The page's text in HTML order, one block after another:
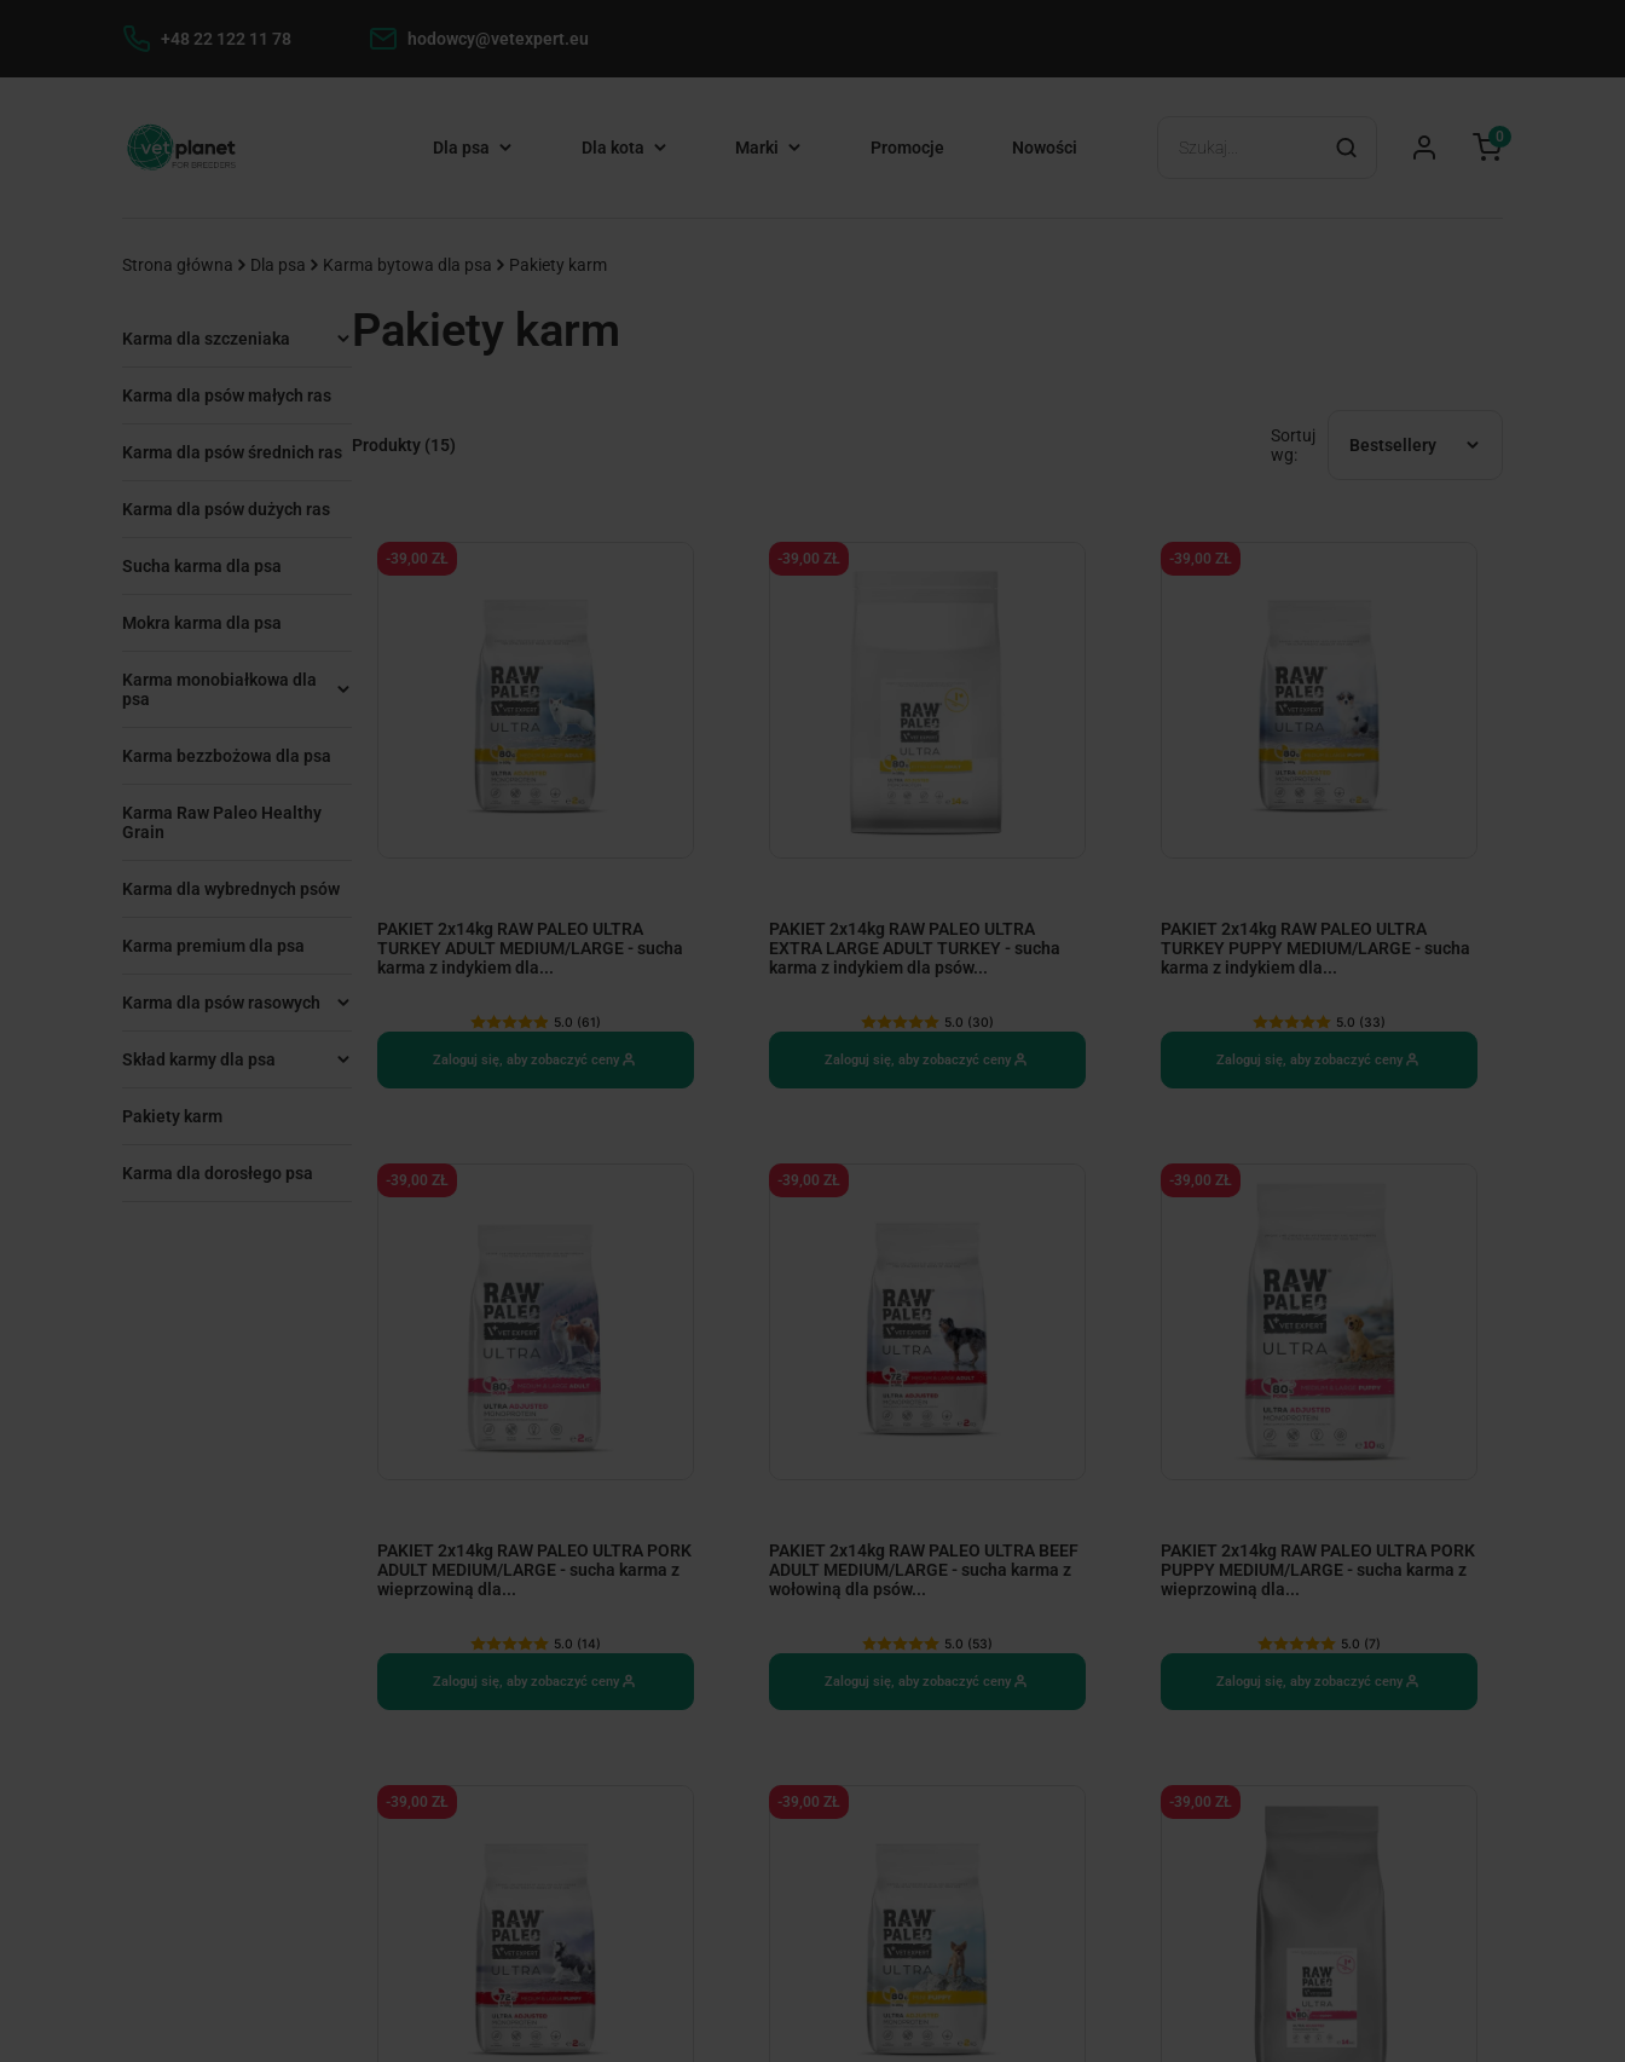
+48 22 122 11 78 hodowcy@vetexpert.eu
Dla psa Dla kota Marki Promocje Nowości
0
Strona główna Dla psa Karma bytowa dla psa Pakiety karm
Karma dla szczeniaka
Karma dla psów małych ras
Karma dla psów średnich ras
Karma dla psów dużych ras
Sucha karma dla psa
Mokra karma dla psa
Karma monobiałkowa dla
psa
Karma bezzbożowa dla psa
Karma Raw Paleo Healthy
Grain
Karma dla wybrednych psów
Karma premium dla psa
Karma dla psów rasowych
Skład karmy dla psa
Pakiety karm
Karma dla dorosłego psa
Pakiety karm
Produkty(15)
Sortuj
wg:
Bestsellery
PAKIET 2x14kg RAW PALEO ULTRA
TURKEY ADULT MEDIUM/LARGE - sucha
karma z indykiem dla...
5.0 (61)
Zaloguj się, aby zobaczyć ceny
-39,00 ZŁ
PAKIET 2x14kg RAW PALEO ULTRA
EXTRA LARGE ADULT TURKEY - sucha
karma z indykiem dla psów...
5.0 (30)
Zaloguj się, aby zobaczyć ceny
-39,00 ZŁ
PAKIET 2x14kg RAW PALEO ULTRA
TURKEY PUPPY MEDIUM/LARGE - sucha
karma z indykiem dla...
5.0 (33)
Zaloguj się, aby zobaczyć ceny
-39,00 ZŁ
PAKIET 2x14kg RAW PALEO ULTRA PORK
ADULT MEDIUM/LARGE - sucha karma z
wieprzowiną dla...
5.0 (14)
Zaloguj się, aby zobaczyć ceny
-39,00 ZŁ
PAKIET 2x14kg RAW PALEO ULTRA BEEF
ADULT MEDIUM/LARGE - sucha karma z
wołowiną dla psów...
5.0 (53)
Zaloguj się, aby zobaczyć ceny
-39,00 ZŁ
PAKIET 2x14kg RAW PALEO ULTRA PORK
PUPPY MEDIUM/LARGE - sucha karma z
wieprzowiną dla...
5.0 (7)
Zaloguj się, aby zobaczyć ceny
-39,00 ZŁ
-39,00 ZŁ -39,00 ZŁ -39,00 ZŁ